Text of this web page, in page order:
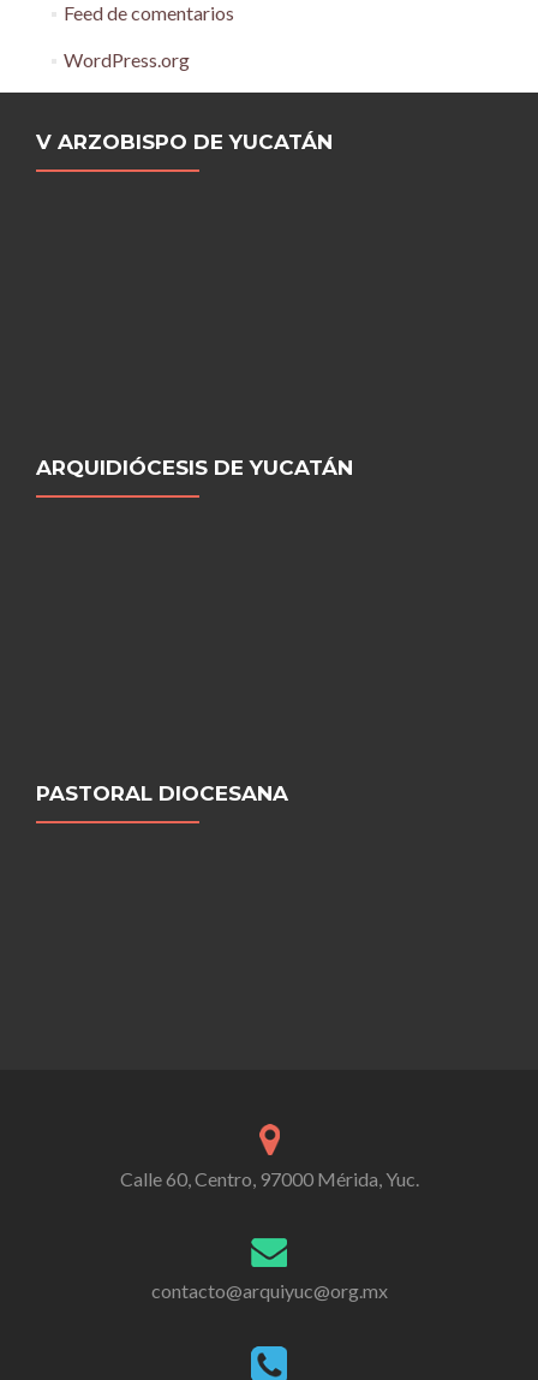
Feed de comentarios
WordPress.org
V ARZOBISPO DE YUCATÁN
ARQUIDIÓCESIS DE YUCATÁN
PASTORAL DIOCESANA
Calle 60, Centro, 97000 Mérida, Yuc.
contacto@arquiyuc@org.mx